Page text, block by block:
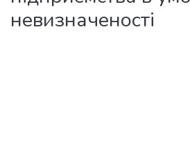
невизначеності